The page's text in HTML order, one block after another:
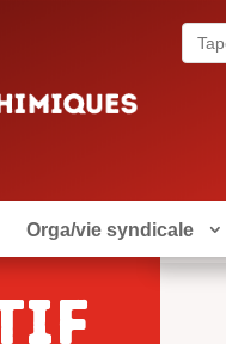
Search
for:
Orga/vie syndicale